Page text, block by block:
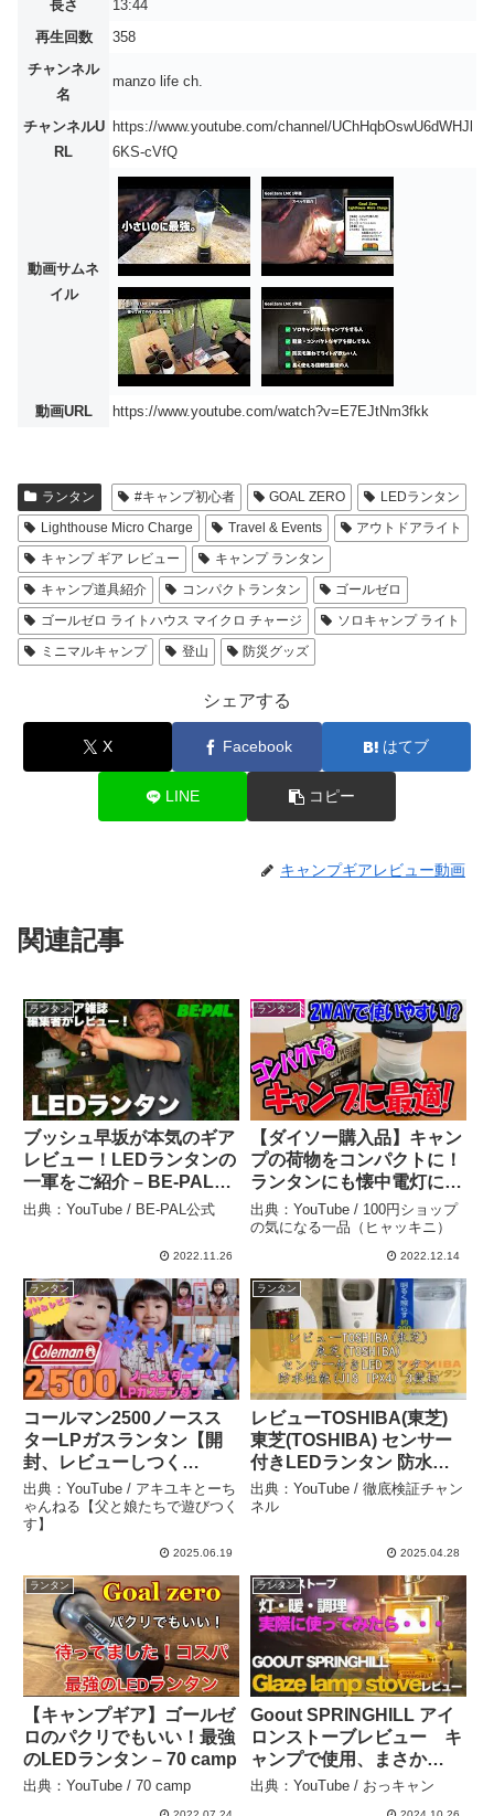
長さ
13:44
再生回数
358
チャンネル
名
manzo life ch.
チャンネルU
RL
https://www.youtube.com/channel/UChHqbOswU6dWHJl
6KS-cVfQ
動画サムネ
イル
動画URL https://www.youtube.com/watch?v=E7EJtNm3fkk
ランタン #キャンプ初心者 GOAL ZERO
LEDランタン
Lighthouse Micro Charge
Travel & Events
アウトドアライト
キャンプ ギア レビュー
キャンプ ランタン
キャンプ道具紹介
コンパクトランタン
ゴールゼロ
ゴールゼロ ライトハウス マイクロ チャージ
ソロキャンプ ライト
ミニマルキャンプ
登山 防災グッズ
シェアする
X Facebook はてブ
LINE コピー
キャンプギアレビュー動画
関連記事
ランタン
ブッシュ早坂が本気のギア
レビュー！LEDランタンの
一軍をご紹介 – BE-PAL公
式
出典：YouTube / BE-PAL公式
2022.11.26
ランタン
【ダイソー購入品】キャン
プの荷物をコンパクトに！
ランタンにも懐中電灯にも
なるツイストアップランタ
ン！ – 100円ショップの気
になる一品（ヒャッキニ）
出典：YouTube / 100円ショップ
の気になる一品（ヒャッキニ）
2022.12.14
ランタン
コールマン2500ノースス
ターLPガスランタン【開
封、レビューしつく
す！！】 – アキユキとーち
ゃんねる【父と娘たちで遊
びつくす】
出典：YouTube / アキユキとーち
ゃんねる【父と娘たちで遊びつく
す】
2025.06.19
ランタン
レビューTOSHIBA(東芝)
東芝(TOSHIBA) センサー
付きLEDランタン 防水性
能(JIS IPX4) 3段切替機能
付き 人感＆明暗センサー
出典：YouTube / 徹底検証チャン
ネル
2025.04.28
ランタン
【キャンプギア】ゴールゼ
ロのパクリでもいい！最強
のLEDランタン – 70 camp
出典：YouTube / 70 camp
ランタン
Goout SPRINGHILL アイ
ロンストーブレビュー キ
ャンプで使用、まさか
の・・・ – おっキャン
出典：YouTube / おっキャン